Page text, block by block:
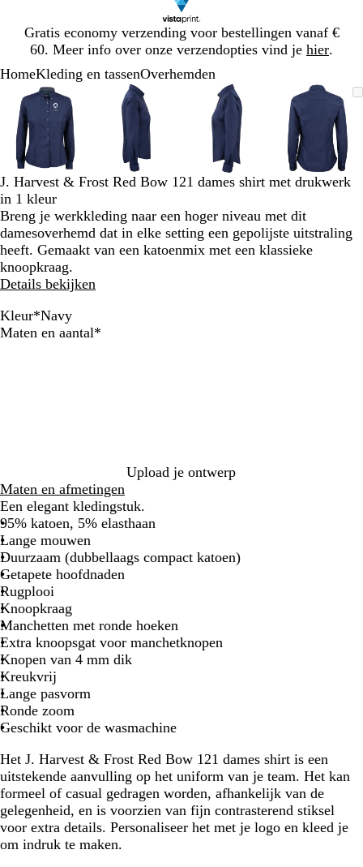
Gratis economy verzending voor bestellingen vanaf €
60. Meer info over onze verzendopties vind je hier.
1
HomeKleding en tassenOverhemden
Zoombare
afbeelding
Gezoomd
tot
minimum
Klik
om
uit
te
vouwen
Gebruik
plus-
en
mintoetsen
pijltjestoetsen
om
zwenken
Zoombare
afbeelding
Gezoomd
tot
minimum
Klik
om
uit
vouwen
Gebruik
plus-
en
mintoetsen
om
te
pijltjestoetsen
om
Zoombare
afbeelding
Gezoomd
tot
minimum
Klik
om
uit
vouwen
Gebruik
plus-
mintoetsen
om
te
en
pijltjestoetsen
om
Klik
vouwen
plus-
om
te
van
J. Harvest & Frost Red Bow 121 dames shirt met drukwerk
in 1 kleur
Breng je werkkleding naar een hoger niveau met dit
damesoverhemd dat in elke setting een gepolijste uitstraling
heeft. Gemaakt van een katoenmix met een klassieke
knoopkraag.
Details bekijken
Kleur*Navy
W
B
S
N
Maten en aantal*
Upload je ontwerp
Maten en afmetingen
Een elegant kledingstuk.
95% katoen, 5% elasthaan
Lange mouwen
Duurzaam (dubbellaags compact katoen)
Getapete hoofdnaden
Rugplooi
Knoopkraag
Manchetten met ronde hoeken
Extra knoopsgat voor manchetknopen
Knopen van 4 mm dik
Kreukvrij
Lange pasvorm
Ronde zoom
Geschikt voor de wasmachine
Het J. Harvest & Frost Red Bow 121 dames shirt is een
uitstekende aanvulling op het uniform van je team. Het kan
formeel of casual gedragen worden, afhankelijk van de
gelegenheid, en is voorzien van fijn contrasterend stiksel
voor extra details. Personaliseer het met je logo en kleed je
om indruk te maken.